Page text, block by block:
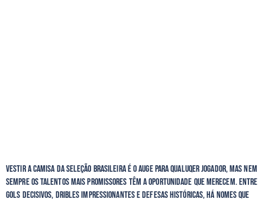
Vestir a camisa da seleção brasileira é o auge para qualuqer jogador, mas nem
sempre os talentos mais promissores têm a oportunidade que merecem. Entre
gols decisivos, dribles impressionantes e defesas históricas, há nomes que